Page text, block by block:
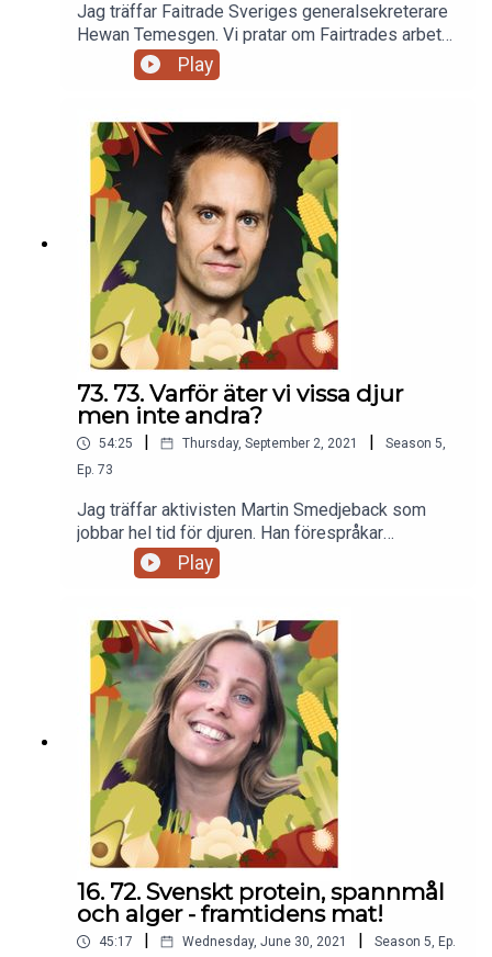
Jag träffar Faitrade Sveriges generalsekreterare
Hewan Temesgen. Vi pratar om Fairtrades arbete
med att förbättra odlare och anställdas
arbetsvillkor och garantera en tryggare
på varor som vi svenskar konsumerar så gott
som varje dag. Bananer, kaffe, te och kakao.
Play
73. 73. Varför äter vi vissa djur
men inte andra?
54:25 Thursday, September 2, 2021 Season 5,
Ep. 73
Jag träffar aktivisten Martin Smedjeback som
jobbar hel tid för djuren. Han förespråkar
ickevåldsmetoder, räddar djur från bland annat
slakterier och föreläser om varför vi väljer att äta
Play
16. 72. Svenskt protein, spannmål
och alger - framtidens mat!
45:17 Wednesday, June 30, 2021 Season 5, Ep.